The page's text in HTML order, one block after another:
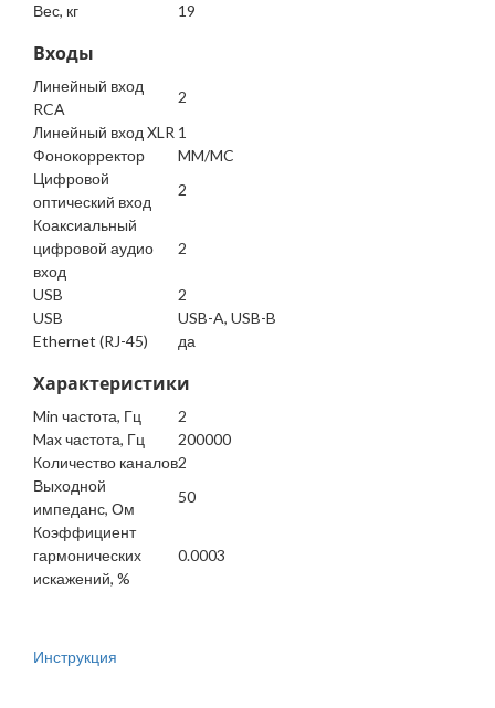
Вес, кг
19
Входы
Линейный вход
RCA
2
Линейный вход XLR 1
Фонокорректор
MM/MC
Цифровой
оптический вход
2
Коаксиальный
цифровой аудио
вход
2
USB
2
USB
USB-A, USB-B
Ethernet (RJ-45)
да
Характеристики
Min частота, Гц
2
Max частота, Гц
200000
Количество каналов2
Выходной
импеданс, Ом
50
Коэффициент
гармонических
искажений, %
0.0003
Инструкция